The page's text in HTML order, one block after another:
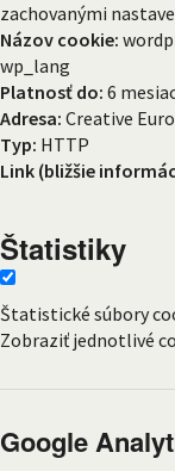
zachovanými
Názov cookie:
wp_lang
Platnosť do: 6
Adresa: Creative
Typ: HTTP
Link (bližšie
Štatistiky
Štatistické súbory
Zobraziť jednotlivé
Google